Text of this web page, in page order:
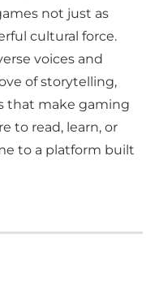
not just as
cultural force.
voices and
of storytelling,
that make gaming
to read, learn, or
to a platform built